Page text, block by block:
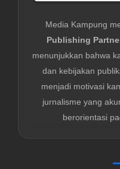
Media Kampung
Publishing
menunjukkan bahwa
dan kebijakan
menjadi motivasi
jurnalisme yang
berorientasi